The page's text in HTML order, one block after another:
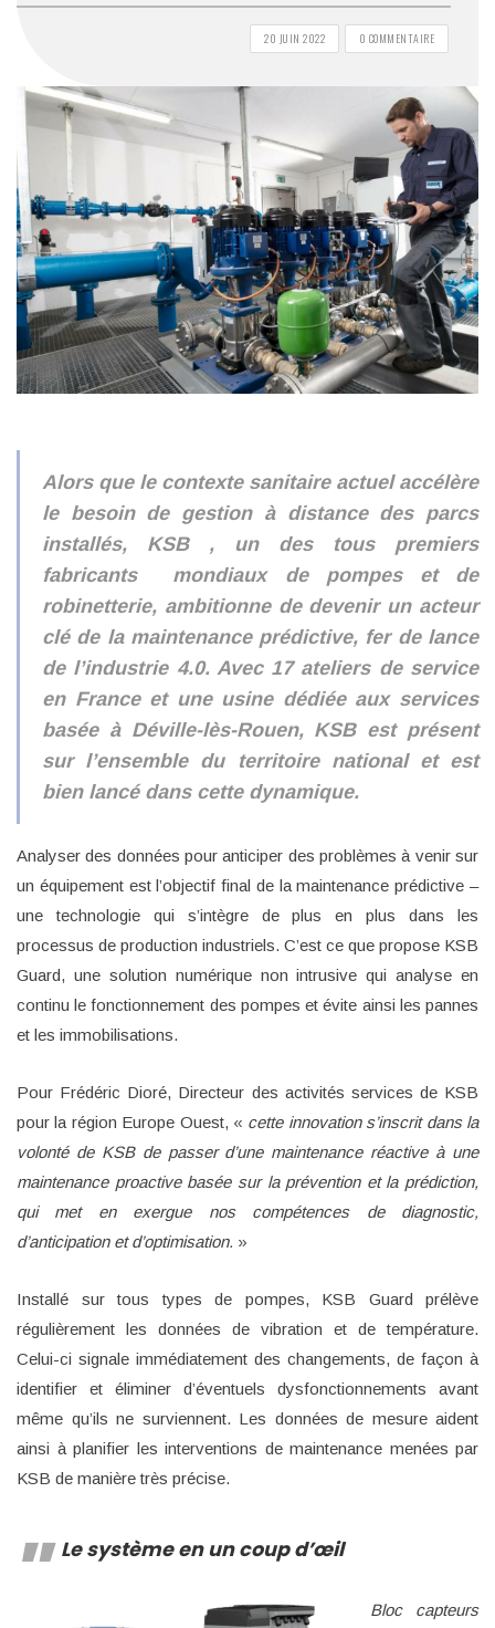
20 JUIN 2022 0 COMMENTAIRE
Alors que le contexte sanitaire actuel accélère
le besoin de gestion à distance des parcs
installés, KSB , un des tous premiers
fabricants mondiaux de pompes et de
robinetterie, ambitionne de devenir un acteur
clé de la maintenance prédictive, fer de lance
de l’industrie 4.0. Avec 17 ateliers de service
en France et une usine dédiée aux services
basée à Déville-lès-Rouen, KSB est présent
sur l’ensemble du territoire national et est
bien lancé dans cette dynamique.
Analyser des données pour anticiper des problèmes à venir sur
un équipement est l’objectif final de la maintenance prédictive –
une technologie qui s’intègre de plus en plus dans les
processus de production industriels. C’est ce que propose KSB
Guard, une solution numérique non intrusive qui analyse en
continu le fonctionnement des pompes et évite ainsi les pannes
et les immobilisations.
Pour Frédéric Dioré, Directeur des activités services de KSB
pour la région Europe Ouest, « cette innovation s’inscrit dans la
volonté de KSB de passer d’une maintenance réactive à une
maintenance proactive basée sur la prévention et la prédiction,
qui met en exergue nos compétences de diagnostic,
d’anticipation et d’optimisation. »
Installé sur tous types de pompes, KSB Guard prélève
régulièrement les données de vibration et de température.
Celui-ci signale immédiatement des changements, de façon à
identifier et éliminer d’éventuels dysfonctionnements avant
même qu’ils ne surviennent. Les données de mesure aident
ainsi à planifier les interventions de maintenance menées par
KSB de manière très précise.
Le système en un coup d’œil
Bloc capteurs